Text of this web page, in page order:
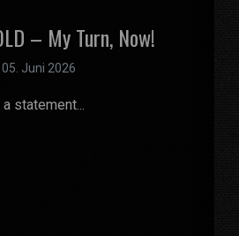
– My Turn, Now!
Juni 2026
statement...